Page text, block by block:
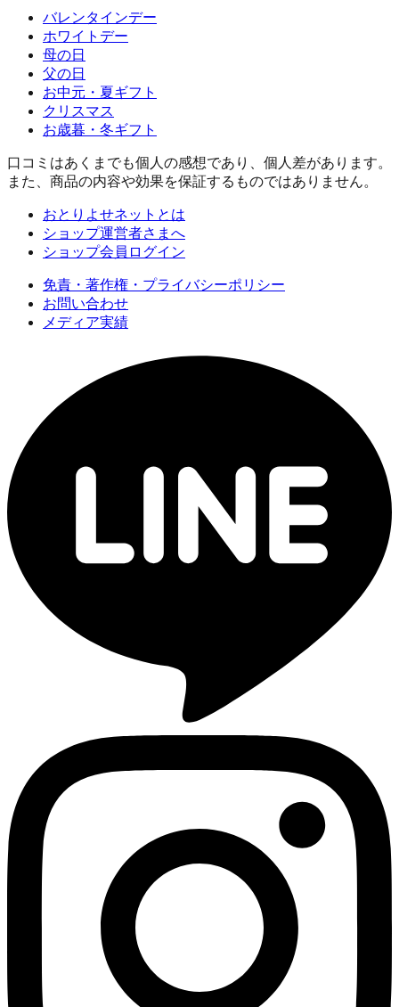
バレンタインデー
ホワイトデー
母の日
父の日
お中元・夏ギフト
クリスマス
お歳暮・冬ギフト
口コミはあくまでも個人の感想であり、個人差があります。
また、商品の内容や効果を保証するものではありません。
おとりよせネットとは
ショップ運営者さまへ
ショップ会員ログイン
免責・著作権・プライバシーポリシー
お問い合わせ
メディア実績